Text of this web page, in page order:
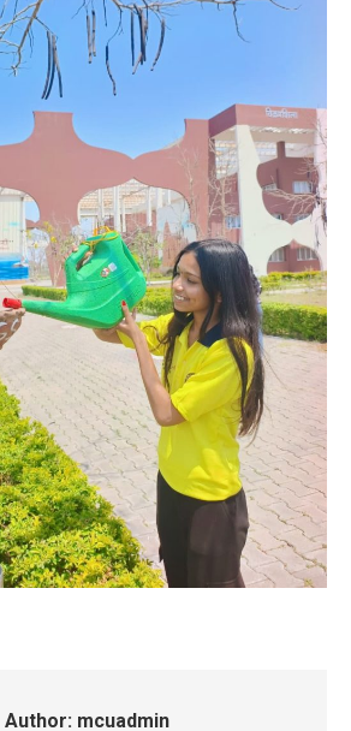
Author: mcuadmin